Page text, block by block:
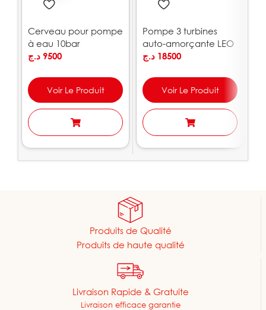
Cerveau pour pompe
à eau 10bar
PEDROLLO
9500 د.ج
Voir Le Produit
Pompe 3 turbines
auto-amorçante LEO
| ACSm100S
18500 د.ج
Voir Le Produit
Produits de Qualité
Produits de haute qualité
Livraison Rapide & Gratuite
Livraison efficace garantie